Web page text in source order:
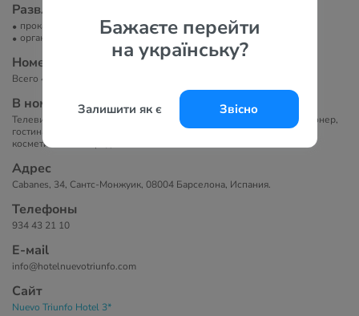
Бажаєте перейти
на українську?
Залишити як є Звісно
Развлечение и спорт
прокат велосипедов
организация экскурсий
Номера
Всего 40 номеров.
В номерах
Телевизор с плоским экраном и спутниковыми каналами, кондиционер,
гостиная зона, письменный стол, ванная комната с туалетно-
косметическими средствами.
Адрес
Cabanes, 34, Сантс-Монжуик, 08004 Барселона, Испания.
Телефоны
934 43 21 10
Е-маil
info@hotelnuevotriunfo.com
Сайт
Nuevo Triunfo Hotel 3*